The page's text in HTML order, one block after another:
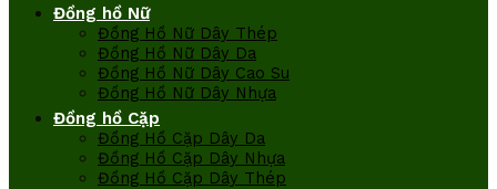
Đồng hồ Nữ
Đồng Hồ Nữ Dây Thép
Đồng Hồ Nữ Dây Da
Đồng Hồ Nữ Dây Cao Su
Đồng Hồ Nữ Dây Nhựa
Đồng hồ Cặp
Đồng Hồ Cặp Dây Da
Đồng Hồ Cặp Dây Nhựa
Đồng Hồ Cặp Dây Thép